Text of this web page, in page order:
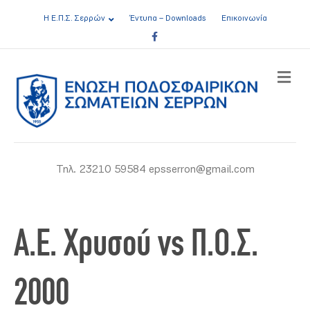
Η Ε.Π.Σ. Σερρών Έντυπα – Downloads
Επικοινωνία
Facebook
Τηλ. 23210 59584 epsserron@gmail.com
A.E. Χρυσού vs Π.Ο.Σ.
2000